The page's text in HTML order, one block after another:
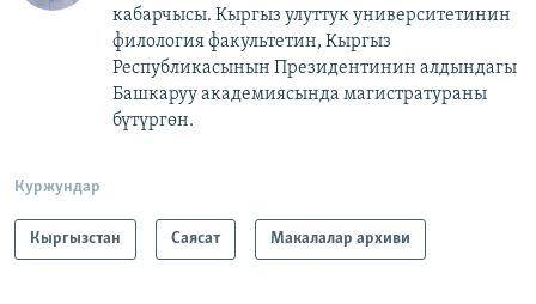
кабарчысы. Кыргыз улуттук университетинин
филология факультетин, Кыргыз
Республикасынын Президентинин алдындагы
Башкаруу академиясында магистратураны
бүтүргөн.
Куржундар
Кыргызстан Саясат Макалалар архиви